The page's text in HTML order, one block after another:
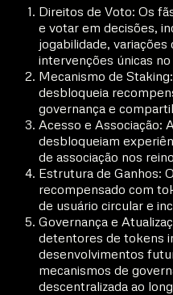
Direitos de Voto: Os
e votar em decisões,
jogabilidade,
intervenções únicas
Mecanismo de Staking:
desbloqueia
governança e
Acesso e Associação:
desbloqueiam
de associação nos
Estrutura de Ganhos:
recompensado com
de usuário circular e
Governança e
detentores de tokens
desenvolvimentos
mecanismos de
descentralizada ao